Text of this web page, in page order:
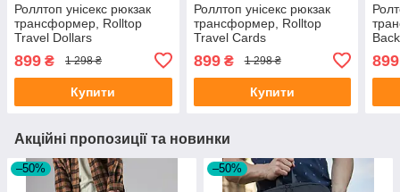
Роллтоп унісекс рюкзак
трансформер, Rolltop
Travel Dollars
899 ₴ 1 298 ₴
Купити
Роллтоп унісекс рюкзак
трансформер, Rolltop
Travel Cards
899₴ 1 298 ₴
Купити
899
Акційні пропозиції та новинки
–50% –50%